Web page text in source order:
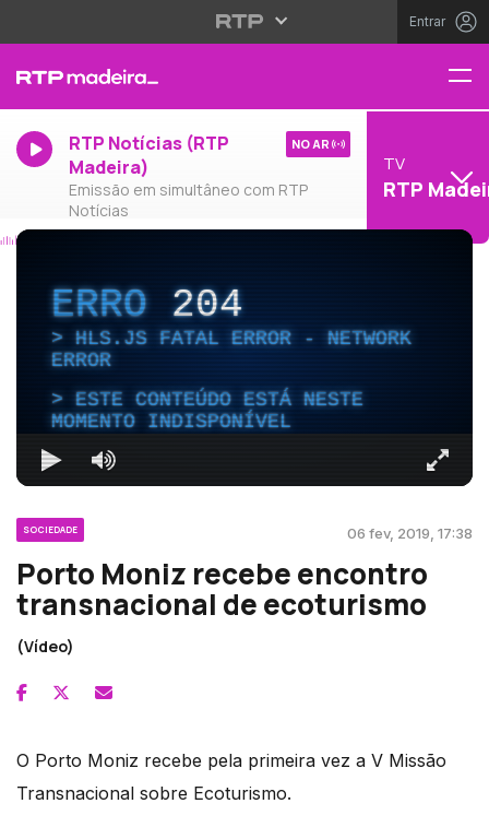
Entrar
RTP Notícias (RTP
Madeira)
Emissão em simultâneo com RTP
Notícias
NO AR
TV
RTP
ERRO204
HLS.JS FATAL ERROR - NETWORK
ERROR
ESTE CONTEÚDO ESTÁ NESTE
MOMENTO INDISPONÍVEL
SOCIEDADE 06 fev, 2019, 17:38
Porto Moniz recebe encontro
transnacional de ecoturismo
(Vídeo)
O Porto Moniz recebe pela primeira vez a V Missão
Transnacional sobre Ecoturismo.